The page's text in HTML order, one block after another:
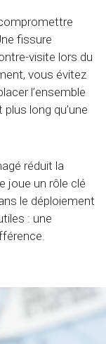
fissure
visite lors du
vous évitez
l’ensemble
long qu’une
réduit la
joue un rôle clé
le déploiement
: une